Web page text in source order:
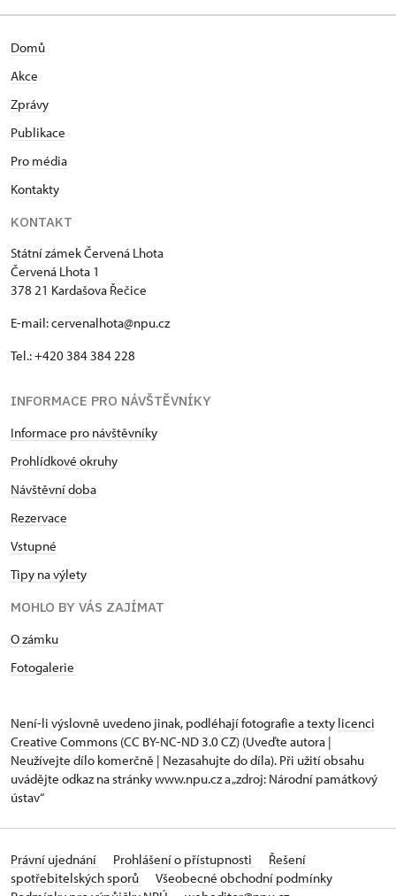
Domů
Akce
Zprávy
Publikace
Pro média
Kontakty
KONTAKT
Státní zámek Červená Lhota
Červená Lhota 1
378 21 Kardašova Řečice
E-mail: cervenalhota@npu.cz
Tel.: +420 384 384 228
INFORMACE PRO NÁVŠTĚVNÍKY
Informace pro návštěvníky
Prohlídkové okruhy
Návštěvní doba
Rezervace
Vstupné
Tipy na výlety
MOHLO BY VÁS ZAJÍMAT
O zámku
Fotogalerie
Není-li výslovně uvedeno jinak, podléhají fotografie a texty licenci
Creative Commons (CC BY-NC-ND 3.0 CZ) (Uveďte autora |
Neužívejte dílo komerčně | Nezasahujte do díla). Při užití obsahu
uvádějte odkaz na stránky www.npu.cz a „zdroj: Národní památkový
ústav“
Právní ujednání Prohlášení o přístupnosti
Řešení
spotřebitelských sporů
Všeobecné obchodní podmínky